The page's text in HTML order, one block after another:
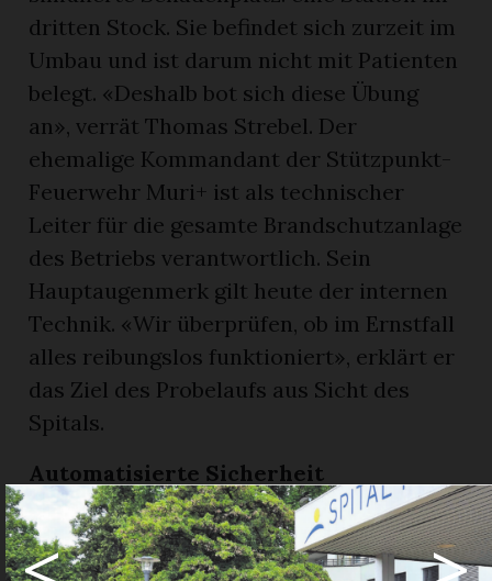
dritten Stock. Sie befindet sich zurzeit im
Umbau und ist darum nicht mit Patienten
belegt. «Deshalb bot sich diese Übung
an», verrät Thomas Strebel. Der
ehemalige Kommandant der Stützpunkt-
Feuerwehr Muri+ ist als technischer
Leiter für die gesamte Brandschutzanlage
des Betriebs verantwortlich. Sein
Hauptaugenmerk gilt heute der internen
Technik. «Wir überprüfen, ob im Ernstfall
alles reibungslos funktioniert», erklärt er
das Ziel des Probelaufs aus Sicht des
Spitals.
Automatisierte Sicherheit
Läuft alles wie gewünscht, sendet die
Auslösestelle als Erstes ein Signal an die